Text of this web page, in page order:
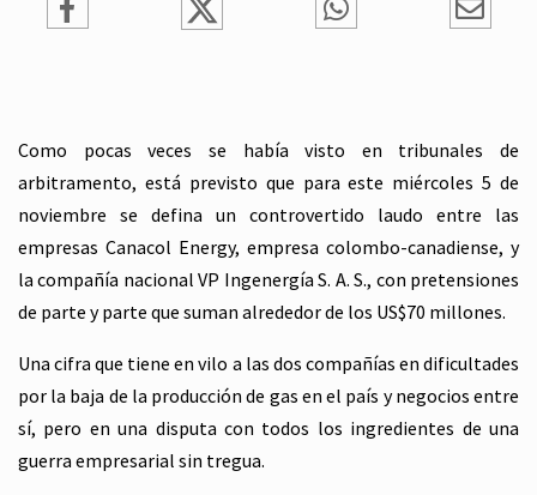
Como pocas veces se había visto en tribunales de
arbitramento, está previsto que para este miércoles 5 de
noviembre se defina un controvertido laudo entre las
empresas Canacol Energy, empresa colombo-canadiense, y
la compañía nacional VP Ingenergía S. A. S., con pretensiones
de parte y parte que suman alrededor de los US$70 millones.
Una cifra que tiene en vilo a las dos compañías en dificultades
por la baja de la producción de gas en el país y negocios entre
sí, pero en una disputa con todos los ingredientes de una
guerra empresarial sin tregua.